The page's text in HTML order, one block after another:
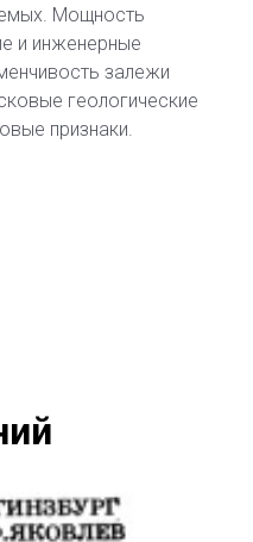
Мощность
и инженерные
залежи
геологические
признаки.